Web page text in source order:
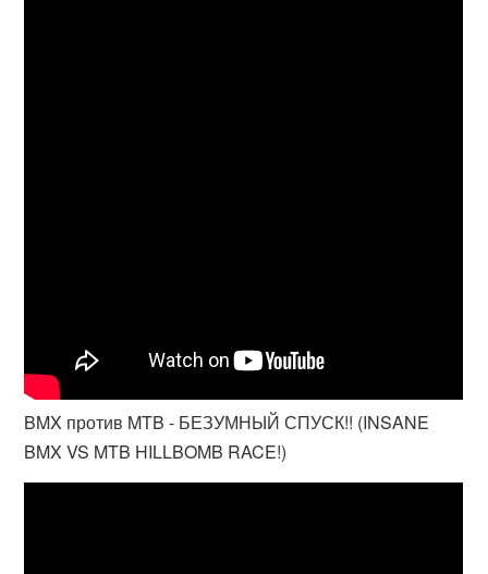
BMX против MTB - БЕЗУМНЫЙ СПУСК!! (INSANE
BMX VS MTB HILLBOMB RACE!)